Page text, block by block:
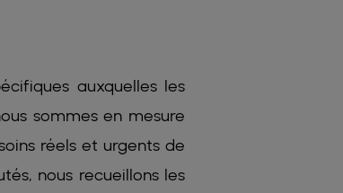
auxquelles les
sommes en mesure
réels et urgents de
nous recueillons les